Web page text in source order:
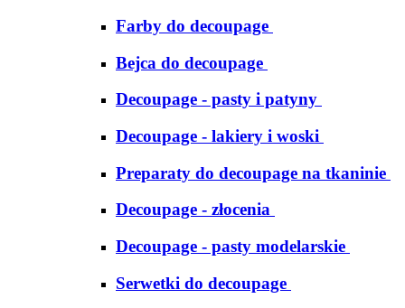
Farby do decoupage
Bejca do decoupage
Decoupage - pasty i patyny
Decoupage - lakiery i woski
Preparaty do decoupage na tkaninie
Decoupage - złocenia
Decoupage - pasty modelarskie
Serwetki do decoupage